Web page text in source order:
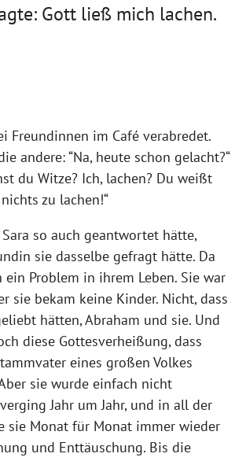
Gott ließ mich lachen.
Freundinnen im Café verabredet.
andere: “Na, heute schon gelacht?“
du Witze? Ich, lachen? Du weißt
zu lachen!“
so auch geantwortet hätte,
sie dasselbe gefragt hätte. Da
ein Problem in ihrem Leben. Sie war
sie bekam keine Kinder. Nicht, dass
hätten, Abraham und sie. Und
diese Gottesverheißung, dass
eines großen Volkes
sie wurde einfach nicht
Jahr um Jahr, und in all der
sie Monat für Monat immer wieder
und Enttäuschung. Bis die